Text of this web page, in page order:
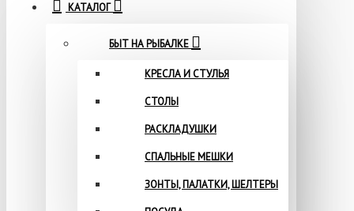
КАТАЛОГ
БЫТ НА РЫБАЛКЕ
КРЕСЛА И СТУЛЬЯ
СТОЛЫ
РАСКЛАДУШКИ
СПАЛЬНЫЕ МЕШКИ
ЗОНТЫ, ПАЛАТКИ, ШЕЛТЕРЫ